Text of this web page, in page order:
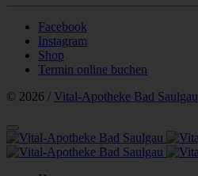
Facebook
Instagram
Shop
Termin online buchen
© 2026 / Vital-Apotheke Bad Saulgau